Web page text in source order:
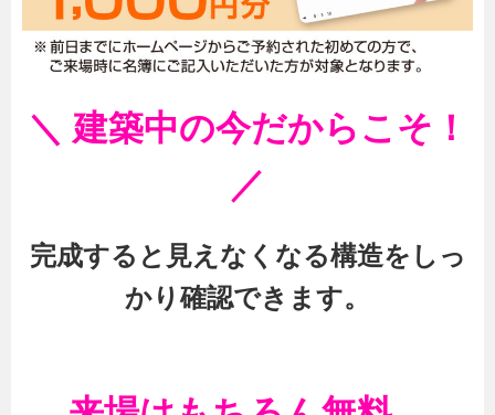
＼ 建築中の今だからこそ！
／
完成すると見えなくなる構造をしっ
かり確認できます。